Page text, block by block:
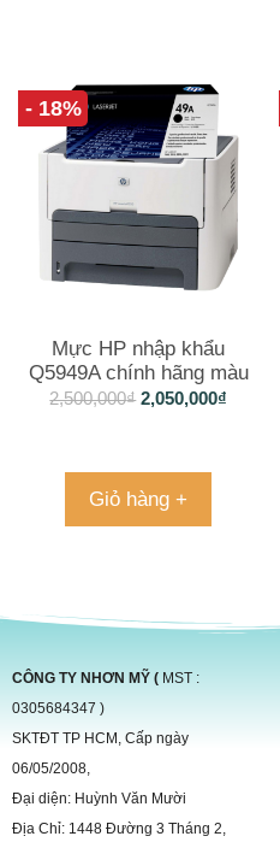
- 18%
Mực HP nhập khẩu
Q5949A chính hãng màu
đen
2,500,000₫ 2,050,000₫
Giỏ hàng +
CÔNG TY NHƠN MỸ ( MST :
0305684347 )
SKTĐT TP HCM, Cấp ngày
06/05/2008,
Đại diện: Huỳnh Văn Mười
Địa Chỉ: 1448 Đường 3 Tháng 2,